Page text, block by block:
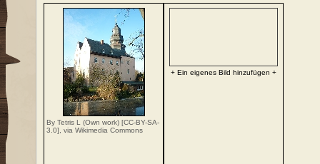
By Tetris L (Own work) [CC-BY-SA-
3.0], via Wikimedia Commons
+ Ein eigenes Bild hinzufügen +